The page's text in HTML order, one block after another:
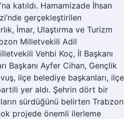
katıldı. Hamamizade İhsan
gerçekleştirilen
İmar, Ulaştırma ve Turizm
Milletvekili Adil
Vehbi Koç, İl Başkanı
Başkanı Ayfer Cihan, Gençlik
ilçe belediye başkanları, ilçe
yer aldı. Şehrin dört bir
sürdüğünü belirten Trabzon
projede önemli ilerleme